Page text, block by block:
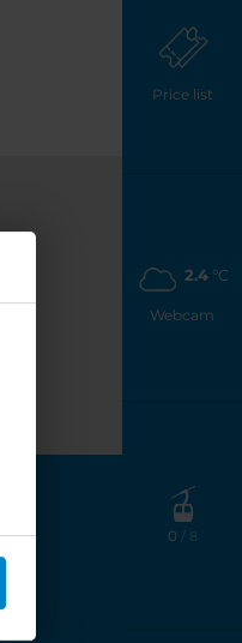
Price list
2.4 °C
Webcam
0 / 8